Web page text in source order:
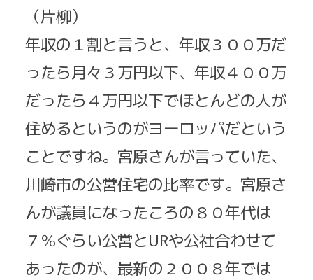
（片柳）
年収の１割と言うと、年収３００万だ
ったら月々３万円以下、年収４００万
だったら４万円以下でほとんどの人が
住めるというのがヨーロッパだという
ことですね。宮原さんが言っていた、
川崎市の公営住宅の比率です。宮原さ
んが議員になったころの８０年代は
７％ぐらい公営とURや公社合わせて
あったのが、最新の２００８年では